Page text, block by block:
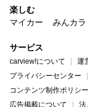
楽しむ
マイカー
みんカラ
サービス
carview!について 運
プライバシーセンター
コンテンツ制作ポリシー
広告掲載について
法